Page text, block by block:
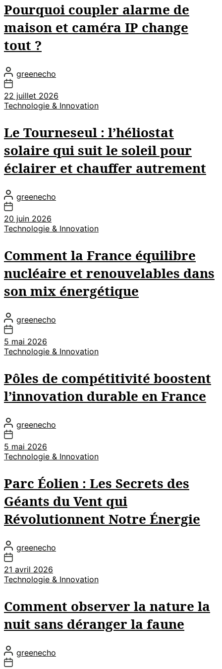
Pourquoi coupler alarme de
maison et caméra IP change
tout ?
greenecho
22 juillet 2026
Technologie & Innovation
Le Tourneseul : l’héliostat
solaire qui suit le soleil pour
éclairer et chauffer autrement
greenecho
20 juin 2026
Technologie & Innovation
Comment la France équilibre
nucléaire et renouvelables dans
son mix énergétique
greenecho
5 mai 2026
Technologie & Innovation
Pôles de compétitivité boostent
l’innovation durable en France
greenecho
5 mai 2026
Technologie & Innovation
Parc Éolien : Les Secrets des
Géants du Vent qui
Révolutionnent Notre Énergie
greenecho
21 avril 2026
Technologie & Innovation
Comment observer la nature la
nuit sans déranger la faune
greenecho